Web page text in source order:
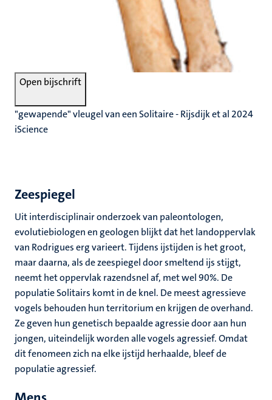
Open bijschrift
"gewapende" vleugel van een Solitaire - Rijsdijk et al 2024
iScience
Zeespiegel
Uit interdisciplinair onderzoek van paleontologen,
evolutiebiologen en geologen blijkt dat het landoppervlak
van Rodrigues erg varieert. Tijdens ijstijden is het groot,
maar daarna, als de zeespiegel door smeltend ijs stijgt,
neemt het oppervlak razendsnel af, met wel 90%. De
populatie Solitairs komt in de knel. De meest agressieve
vogels behouden hun territorium en krijgen de overhand.
Ze geven hun genetisch bepaalde agressie door aan hun
jongen, uiteindelijk worden alle vogels agressief. Omdat
dit fenomeen zich na elke ijstijd herhaalde, bleef de
populatie agressief.